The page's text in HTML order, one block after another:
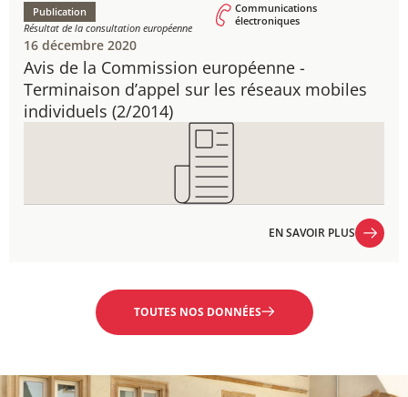
Avis de la Commission européenne - ​
Terminaison d’appel sur les réseaux mobiles
individuels ​(2/2014)
Publication
Résultat de la consultation européenne
Communications
électroniques
16 décembre 2020
EN SAVOIR PLUS
TOUTES NOS DONNÉES